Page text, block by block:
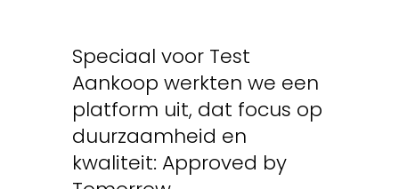
Speciaal voor Test
Aankoop werkten we een
platform uit, dat focus op
duurzaamheid en
kwaliteit: Approved by